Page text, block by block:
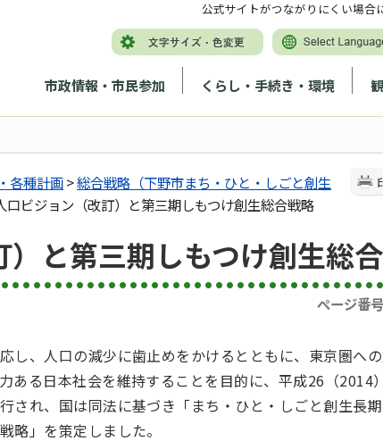
市政情報・市民参加 くらし・手続き・環境
公式サイトがつながりにくい場合
各種計画>総合戦略（下野市まち・ひと・しごと創生
口ビジョン（改訂）と第三期しもつけ創生総合戦略
と第三期しもつけ創生総
ページ番
し、人口の減少に歯止めをかけるとともに、東京圏へ
ある日本社会を維持することを目的に、平成26（2014
され、国は同法に基づき「まち・ひと・しごと創生長期
略」を策定しました。